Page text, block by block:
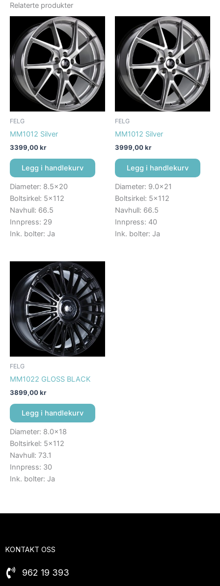
Relaterte produkter
FELG
MM1012 Silver
3399,00kr
Legg i handlekurv
Diameter: 8.5×20
Boltsirkel: 5×112
Navhull: 66.5
Innpress: 29
Ink. bolter: Ja
FELG
MM1012 Silver
3999,00kr
Legg i handlekurv
Diameter: 9.0×21
Boltsirkel: 5×112
Navhull: 66.5
Innpress: 40
Ink. bolter: Ja
FELG
MM1022 GLOSS BLACK
3899,00kr
Legg i handlekurv
Diameter: 8.0×18
Boltsirkel: 5×112
Navhull: 73.1
Innpress: 30
Ink. bolter: Ja
KONTAKT OSS
962 19 393